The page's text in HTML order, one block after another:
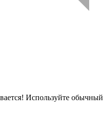
Используйте обычный